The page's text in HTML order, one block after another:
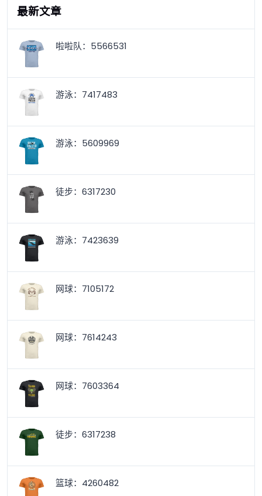
最新文章
啦啦队：5566531
游泳：7417483
游泳：5609969
徒步：6317230
游泳：7423639
网球：7105172
网球：7614243
网球：7603364
徒步：6317238
篮球：4260482